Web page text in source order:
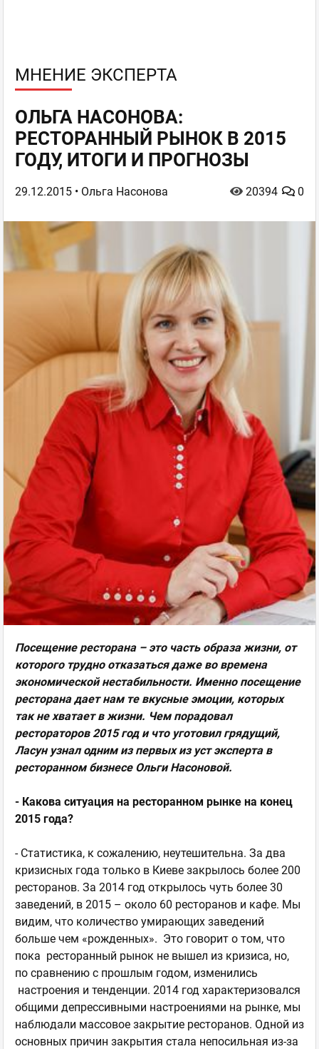
МНЕНИЕ ЭКСПЕРТА
ОЛЬГА НАСОНОВА:
РЕСТОРАННЫЙ РЫНОК В 2015
ГОДУ, ИТОГИ И ПРОГНОЗЫ
29.12.2015 • Ольга Насонова 0
20394
Посещение ресторана – это часть образа жизни, от
которого трудно отказаться даже во времена
экономической нестабильности. Именно посещение
ресторана дает нам те вкусные эмоции, которых
так не хватает в жизни. Чем порадовал
рестораторов 2015 год и что уготовил грядущий,
Ласун узнал одним из первых из уст эксперта в
ресторанном бизнесе Ольги Насоновой.
- Какова ситуация на ресторанном рынке на конец
2015 года?
- Статистика, к сожалению, неутешительна. За два
кризисных года только в Киеве закрылось более 200
ресторанов. За 2014 год открылось чуть более 30
заведений, в 2015 – около 60 ресторанов и кафе. Мы
видим, что количество умирающих заведений
больше чем «рожденных». Это говорит о том, что
пока ресторанный рынок не вышел из кризиса, но,
по сравнению с прошлым годом, изменились
настроения и тенденции. 2014 год характеризовался
общими депрессивными настроениями на рынке, мы
наблюдали массовое закрытие ресторанов. Одной из
основных причин закрытия стала непосильная из-за